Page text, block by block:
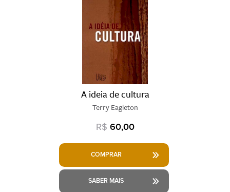
A ideia de cultura
Terry Eagleton
R$ 60,00
COMPRAR
SABER MAIS